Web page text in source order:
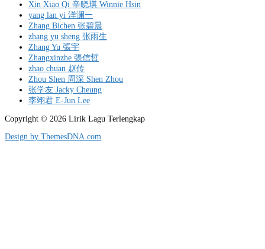
Xin Xiao Qi 辛晓琪 Winnie Hsin
yang lan yi 洋澜一
Zhang Bichen 张碧晨
zhang yu sheng 张雨生
Zhang Yu 張宇
Zhangxinzhe 張信哲
zhao chuan 赵传
Zhou Shen 周深 Shen Zhou
张学友 Jacky Cheung
李翊君 E-Jun Lee
Copyright © 2026 Lirik Lagu Terlengkap
Design by ThemesDNA.com